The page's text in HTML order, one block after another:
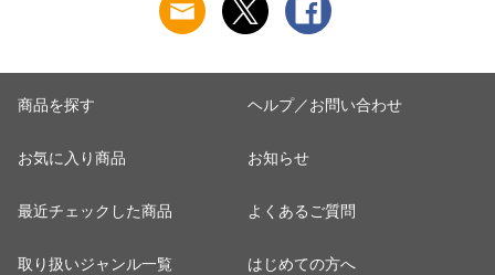
商品を探す
お気に入り商品
最近チェックした商品
取り扱いジャンル一覧
ヘルプ／お問い合わせ
お知らせ
よくあるご質問
はじめての方へ